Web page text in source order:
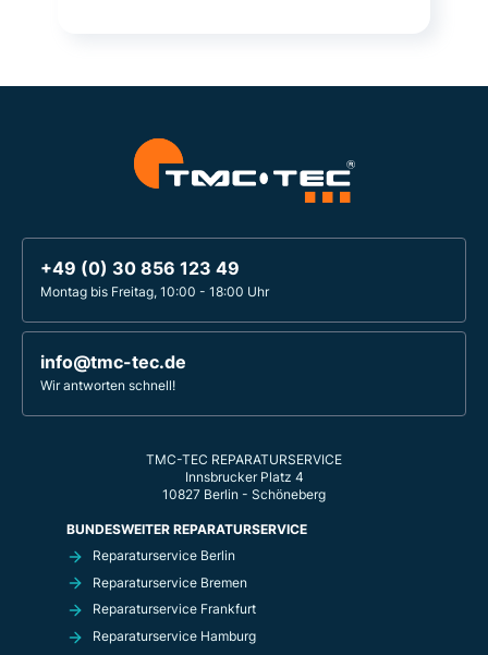
+49 (0) 30 856 123 49
Montag bis Freitag, 10:00 - 18:00 Uhr
info@tmc-tec.de
Wir antworten schnell!
TMC-TEC REPARATURSERVICE
Innsbrucker Platz 4
10827 Berlin - Schöneberg
BUNDESWEITER REPARATURSERVICE
Reparaturservice Berlin
Reparaturservice Bremen
Reparaturservice Frankfurt
Reparaturservice Hamburg